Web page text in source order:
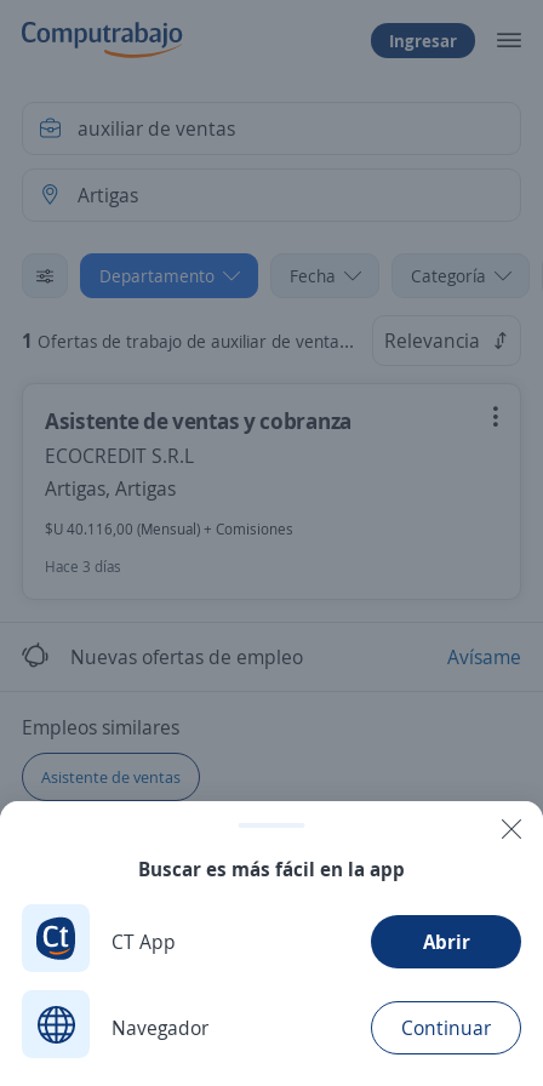
Ingresar
Departamento Fecha Categoría
1 Ofertas de trabajo de auxiliar de ventas en Artigas Relevancia
Asistente de ventas y cobranza
ECOCREDIT S.R.L
Artigas, Artigas
$U 40.116,00 (Mensual) + Comisiones
Hace 3 días
Nuevas ofertas de empleo Avísame
Empleos similares
Asistente de ventas
Buscar es más fácil en la app
CT App Abrir
Navegador Continuar